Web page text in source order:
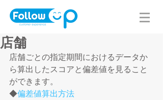
店舗
店舗ごとの指定期間におけるデータか
ら算出したスコアと偏差値を見ること
ができます。
◆偏差値算出方法